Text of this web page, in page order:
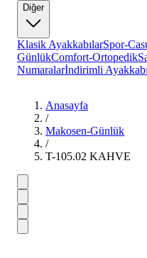
Diğer
Klasik AyakkabılarSpor-
GünlükComfort-Ortopedik
Numaralarİndirimli
Anasayfa
/
Makosen-Günlük
/
T-105.02 KAHVE